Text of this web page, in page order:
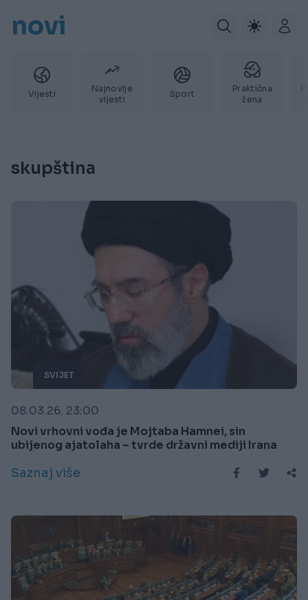
novi
Vijesti
Najnovije
vijesti
Sport
Praktična
žena
skupština
SVIJET
08.03.26. 23:00
Novi vrhovni vođa je Mojtaba Hamnei, sin
ubijenog ajatolaha – tvrde državni mediji Irana
Saznaj više